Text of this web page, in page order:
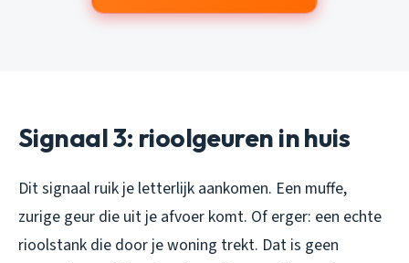
Signaal 3: rioolgeuren in huis
Dit signaal ruik je letterlijk aankomen. Een muffe,
zurige geur die uit je afvoer komt. Of erger: een echte
rioolstank die door je woning trekt. Dat is geen